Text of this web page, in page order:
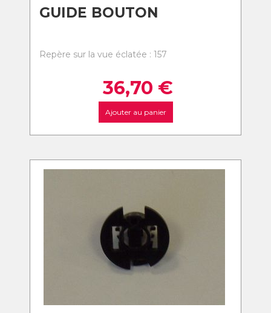
GUIDE BOUTON
Repère sur la vue éclatée : 157
36,70 €
Ajouter au panier